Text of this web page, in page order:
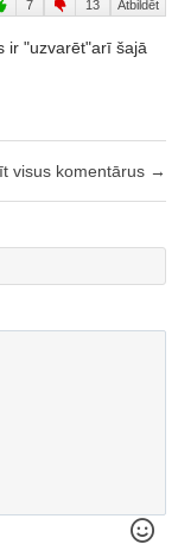
7 13 Atbildēt
ir "uzvarēt"arī šajā
visus komentārus →